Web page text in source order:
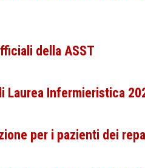
della ASST
Laurea Infermieristica
per i pazienti dei